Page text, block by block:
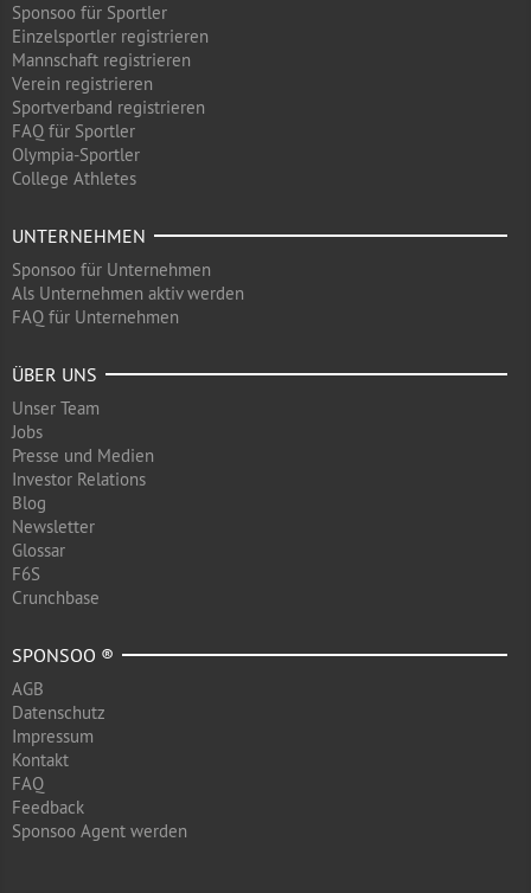
Sponsoo für Sportler
Einzelsportler registrieren
Mannschaft registrieren
Verein registrieren
Sportverband registrieren
FAQ für Sportler
Olympia-Sportler
College Athletes
UNTERNEHMEN
Sponsoo für Unternehmen
Als Unternehmen aktiv werden
FAQ für Unternehmen
ÜBER UNS
Unser Team
Jobs
Presse und Medien
Investor Relations
Blog
Newsletter
Glossar
F6S
Crunchbase
SPONSOO ®
AGB
Datenschutz
Impressum
Kontakt
FAQ
Feedback
Sponsoo Agent werden